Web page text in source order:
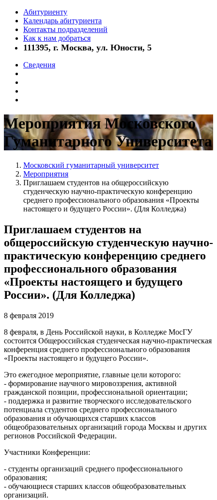
Абитуриенту
Календарь абитуриента
Контакты подразделений
Как к нам добраться
111395, г. Москва, ул. Юности, 5
Сведения
Мероприятия Московского
Гуманитарного Университета
Московский гуманитарный университет
Мероприятия
Приглашаем студентов на общероссийскую
студенческую научно-практическую конференцию
среднего профессионального образования «Проекты
настоящего и будущего России». (Для Колледжа)
Приглашаем студентов на
общероссийскую студенческую научно-
практическую конференцию среднего
профессионального образования
«Проекты настоящего и будущего
России». (Для Колледжа)
8 февраля 2019
8 февраля, в День Российской науки, в Колледже МосГУ
состоится Общероссийская студенческая научно-практическая
конференция среднего профессионального образования
«Проекты настоящего и будущего России».
Это ежегодное мероприятие, главные цели которого:
- формирование научного мировоззрения, активной
гражданской позиции, профессиональной ориентации;
- поддержка и развитие творческого исследовательского
потенциала студентов среднего профессионального
образования и обучающихся старших классов
общеобразовательных организаций города Москвы и других
регионов Российской Федерации.
Участники Конференции:
- студенты организаций среднего профессионального
образования;
- обучающиеся старших классов общеобразовательных
организаций.